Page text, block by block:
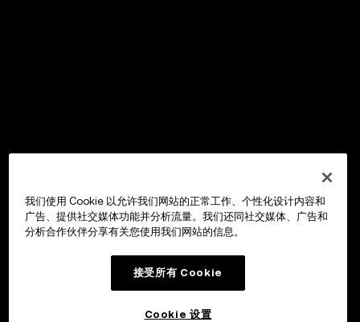
我们使用 Cookie 以允许我们网站的正常工作、个性化设计内容和
广告、提供社交媒体功能并分析流量。我们还同社交媒体、广告和
分析合作伙伴分享有关您使用我们网站的信息。
接受所有 Cookie
Cookie 设置